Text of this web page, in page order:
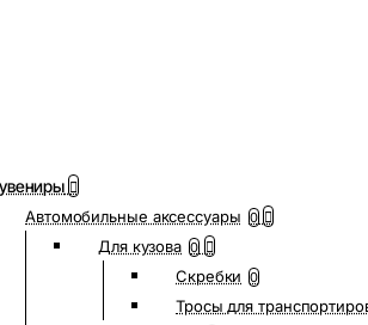
Автомобильные аксессуары 0
Для кузова 0
Скребки 0
Тросы для